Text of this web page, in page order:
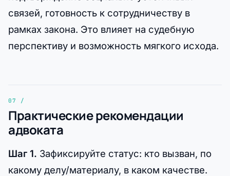
связей, готовность к сотрудничеству в
рамках закона. Это влияет на судебную
перспективу и возможность мягкого исхода.
Практические рекомендации
адвоката
Шаг 1. Зафиксируйте статус: кто вызван, по
какому делу/материалу, в каком качестве.